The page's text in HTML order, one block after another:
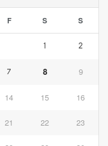
F S S
1 2
7 8 9
14 15 16
21 22 23